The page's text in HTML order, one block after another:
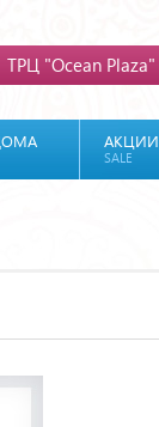
ТРЦ "Ocean Plaza"
АКЦИИ
SALE